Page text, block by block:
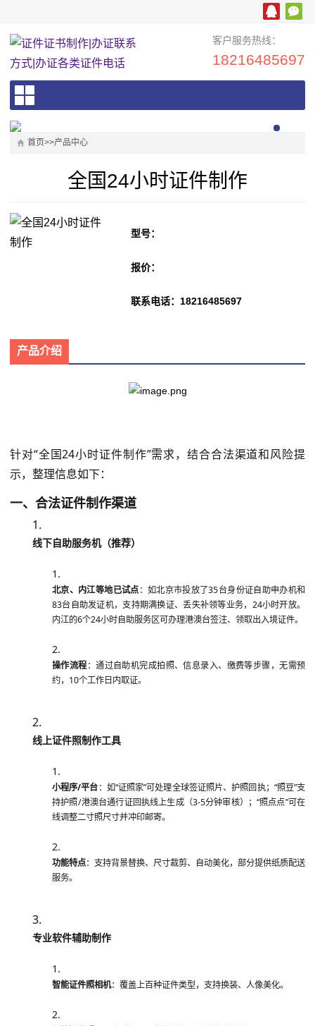
客户服务热线：
18216485697
首页>>产品中心
全国24小时证件制作
型号：
报价：
联系电话：18216485697
产品介绍
针对“全国24小时证件制作”需求，结合合法渠道和风险提
示，整理信息如下：
一、合法证件制作渠道
线下自助服务机（推荐）
北京、内江等地已试点：如北京市投放了35台身份证自助申办机和
83台自助发证机，支持期满换证、丢失补领等业务，24小时开放。
内江的6个24小时自助服务区可办理港澳台签注、领取出入境证件。
操作流程：通过自助机完成拍照、信息录入、缴费等步骤，无需预
约，10个工作日内取证。
线上证件照制作工具
小程序/平台：如“证照家”可处理全球签证照片、护照回执；“照豆”支
持护照/港澳台通行证回执线上生成（3-5分钟审核）；“照点点”可在
线调整二寸照尺寸并冲印邮寄。
功能特点：支持背景替换、尺寸裁剪、自动美化，部分提供纸质配送
服务。
专业软件辅助制作
智能证件照相机：覆盖上百种证件类型，支持换装、人像美化。